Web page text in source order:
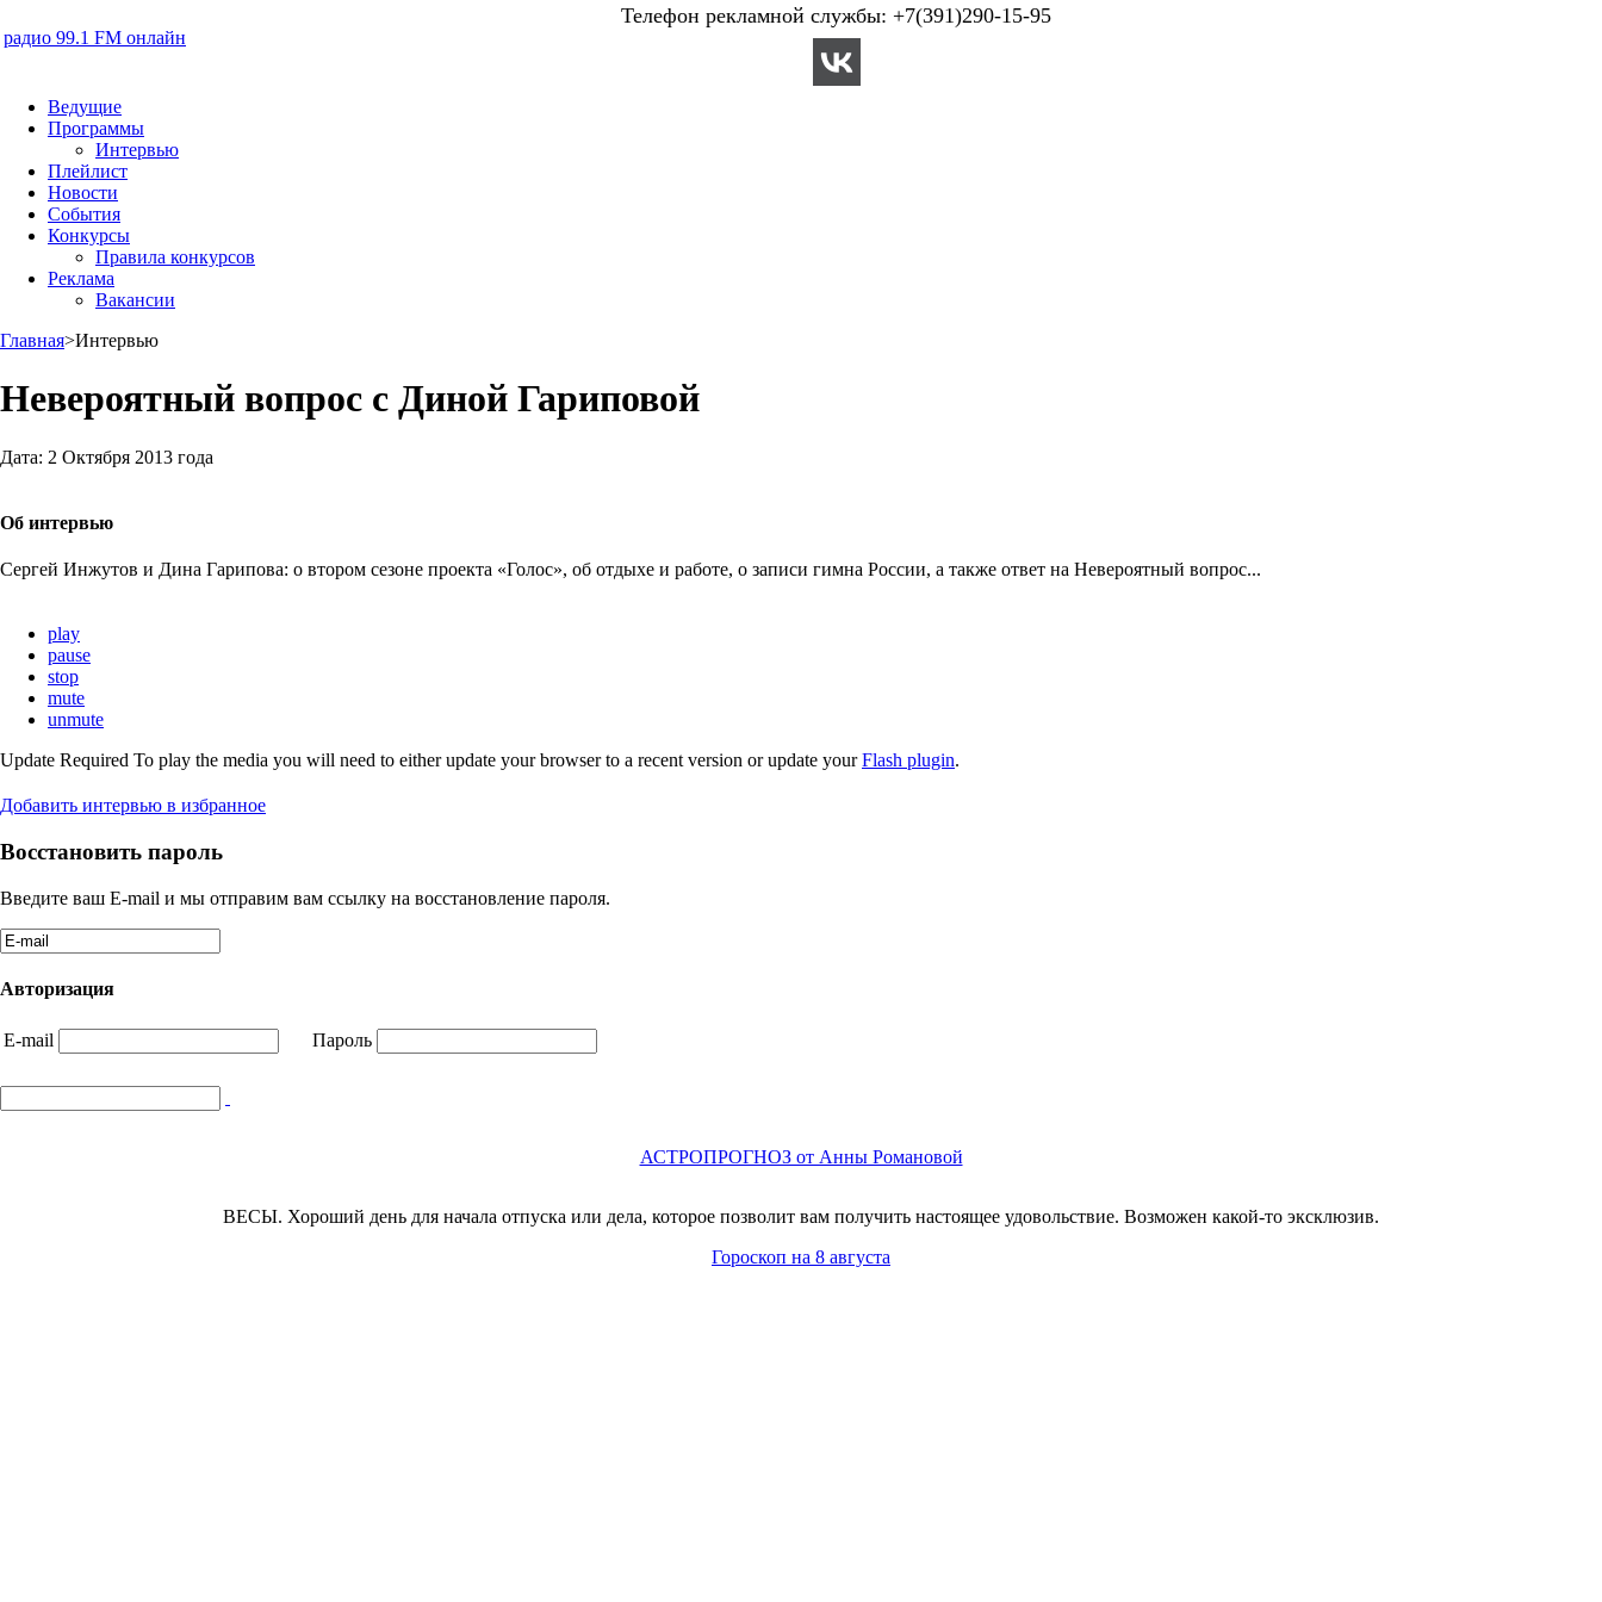
радио 99.1 FM онлайн
Телефон рекламной службы: +7(391)290-15-95
Ведущие
Программы
Интервью
Плейлист
Новости
События
Конкурсы
Правила конкурсов
Реклама
Вакансии
Главная>Интервью
Невероятный вопрос с Диной Гариповой
Дата: 2 Октября 2013 года
Об интервью
Сергей Инжутов и Дина Гарипова: о втором сезоне проекта «Голос», об отдыхе и работе, о записи гимна России, а также ответ на Невероятный вопрос...
play
pause
stop
mute
unmute
Update Required To play the media you will need to either update your browser to a recent version or update yourFlash plugin.
Добавить интервью в избранное
Восстановить пароль
Введите ваш E-mail и мы отправим вам ссылку на восстановление пароля.
Авторизация
E-mail Пароль
АСТРОПРОГНОЗ от Анны Романовой
ВЕСЫ. Хороший день для начала отпуска или дела, которое позволит вам получить настоящее удовольствие. Возможен какой-то эксклюзив.
Гороскоп на 8 августа